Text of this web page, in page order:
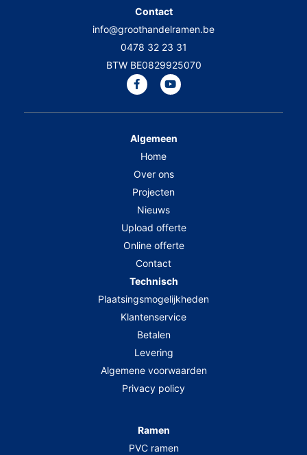
Contact
info@groothandelramen.be
0478 32 23 31
BTW BE0829925070
Algemeen
Home
Over ons
Projecten
Nieuws
Upload offerte
Online offerte
Contact
Technisch
Plaatsingsmogelijkheden
Klantenservice
Betalen
Levering
Algemene voorwaarden
Privacy policy
Ramen
PVC ramen